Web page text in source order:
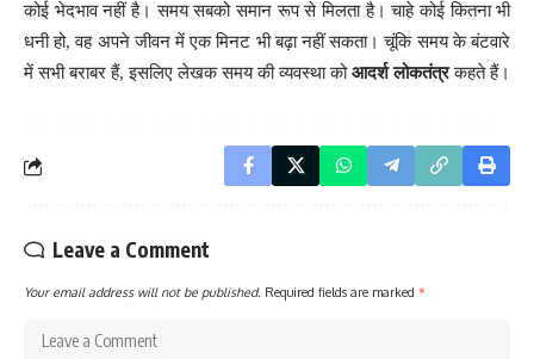
कोई भेदभाव नहीं है। समय सबको समान रूप से मिलता है। चाहे कोई कितना भी
धनी हो,वह अपने जीवन में एक मिनट भी बढ़ा नहीं सकता। चूंकि समय के बंटवारे
में सभी बराबर हैं,इसलिए लेखक समय की व्यवस्था को आदर्श लोकतंत्र कहते हैं।
Leave a Comment
Your email address will not be published. Required fields are marked *